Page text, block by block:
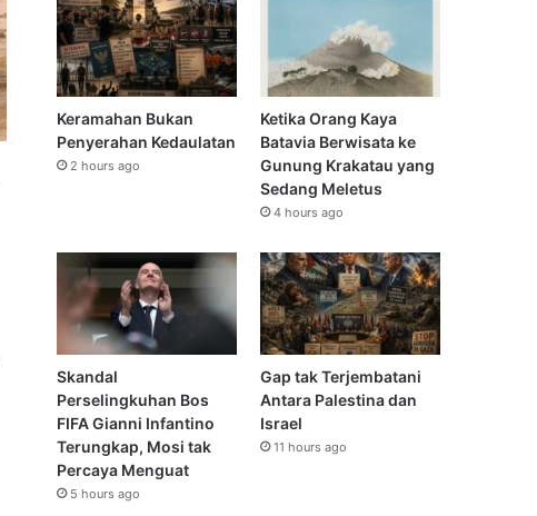
Keramahan Bukan
Penyerahan Kedaulatan
2 hours ago
Ketika Orang Kaya
Batavia Berwisata ke
Gunung Krakatau yang
Sedang Meletus
4 hours ago
Skandal
Perselingkuhan Bos
FIFA Gianni Infantino
Terungkap, Mosi tak
Percaya Menguat
5 hours ago
Gap tak Terjembatani
Antara Palestina dan
Israel
11 hours ago